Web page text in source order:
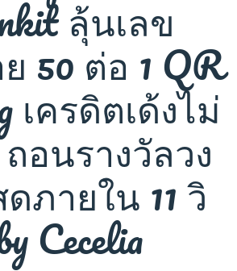
ลุ้นเลข
50 ต่อ 1 QR
เครดิตเด้งไม่
อนรางวัลวง
ภายใน 11 วิ
Cecelia